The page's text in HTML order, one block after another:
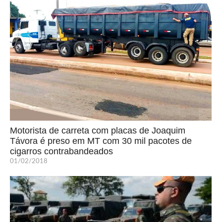
Motorista de carreta com placas de Joaquim
Távora é preso em MT com 30 mil pacotes de
cigarros contrabandeados
01/02/2018